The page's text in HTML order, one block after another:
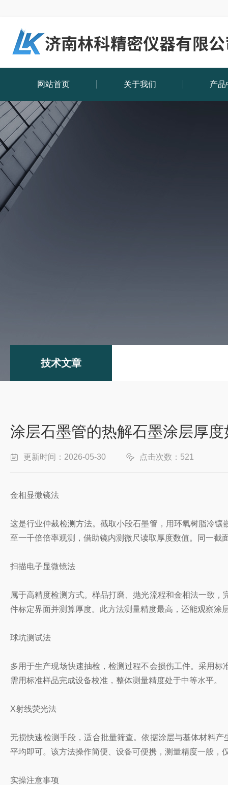
网站首页 关于我们 产品
技术文章
涂层石墨管的热解石墨涂层厚
更新时间：2026-05-30 点击次数：521
金相显微镜法
这是行业仲裁检测方法。截取小段石墨管，用环氧树脂冷
至一千倍倍率观测，借助镜内测微尺读取厚度数值。同一
扫描电子显微镜法
属于高精度检测方式。样品打磨、抛光流程和金相法一致
件标定界面并测算厚度。此方法测量精度最高，还能观察
球坑测试法
多用于生产现场快速抽检，检测过程不会损伤工件。采用
需用标准样品完成设备校准，整体测量精度处于中等水平。
X射线荧光法
无损快速检测手段，适合批量筛查。依据涂层与基体材料
平均即可。该方法操作简便、设备可便携，测量精度一般，
实操注意事项